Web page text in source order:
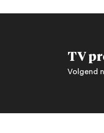
Volgend